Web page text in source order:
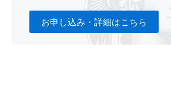
お申し込み・詳細はこちら